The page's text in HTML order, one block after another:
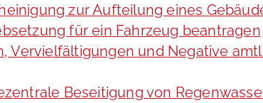
zur Aufteilung eines
für ein Fahrzeug beantragen
Vervielfältigungen und Negative
Beseitigung von